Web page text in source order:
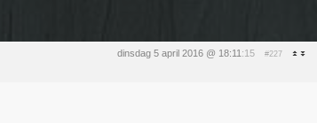
dinsdag 5 april 2016 @ 18:11 :15 #227